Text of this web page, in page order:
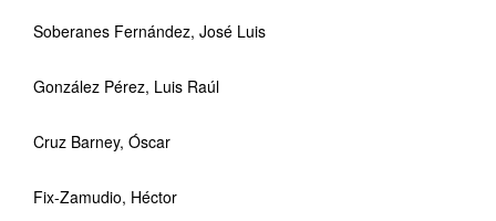
Soberanes Fernández, José Luis
González Pérez, Luis Raúl
Cruz Barney, Óscar
Fix-Zamudio, Héctor